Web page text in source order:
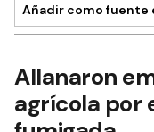
Añadir como fuente
Allanaron
agrícola por